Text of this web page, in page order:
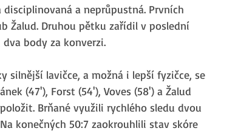
a neprůpustná. Prvních
Žalud. Druhou pětku zařídil v poslední
body za konverzi.
silnější lavičce, a možná i lepší fyzičce, se
(47'), Forst (54'), Voves (58') a Žalud
Brňané využili rychlého sledu dvou
konečných 50:7 zaokrouhlili stav skóre